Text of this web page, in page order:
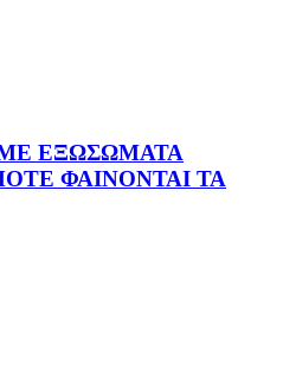
ΕΞΩΣΩΜΑΤΑ
ΦΑΙΝΟΝΤΑΙ ΤΑ